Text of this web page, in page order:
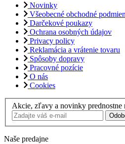
Novinky
Všeobecné obchodné
Darčekové poukazy
Ochrana osobných údajov
Privacy policy
Reklamácia a vrátenie tovaru
Spôsoby dopravy
Pracovné pozície
O nás
Cookies
Akcie, zľavy a novinky prednostne
Naše predajne